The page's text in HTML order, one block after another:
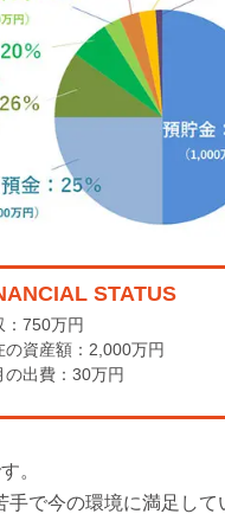
STATUS
：750万円
の資産額：2,000万円
の出費：30万円
。
手で今の環境に満足して